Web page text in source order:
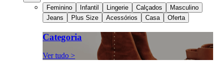
Feminino Infantil Lingerie Calçados
Masculino
Jeans
Plus Size Acessórios Casa Oferta
Categoria
Ver tudo >